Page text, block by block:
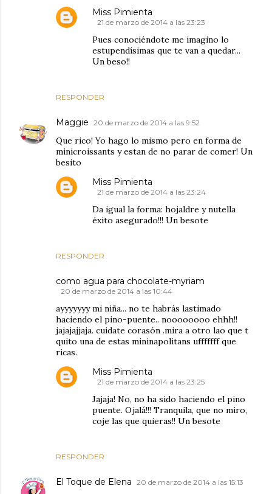
RESPONDER
Miss Pimienta
21 de marzo de 2014 a las 23:23
Pues conociéndote me imagino lo
estupendísimas que te van a quedar...
Un beso!!
Maggie 20 de marzo de 2014 a las 9:52
Que rico! Yo hago lo mismo pero en forma de
minicroissants y estan de no parar de comer! Un
besito
RESPONDER
Miss Pimienta
21 de marzo de 2014 a las 23:24
Da igual la forma: hojaldre y nutella
éxito asegurado!!! Un besote
como agua para chocolate-myriam
20 de marzo de 2014 a las 10:44
ayyyyyyy mi niña... no te habrás lastimado
haciendo el pino-puente.. noooooooo ehhh!!
jajajajjaja. cuidate corasón .mira a otro lao que t
quito una de estas mininapolitans ufffffff que
ricas.
RESPONDER
Miss Pimienta
21 de marzo de 2014 a las 23:25
Jajaja! No, no ha sido haciendo el pino
puente. Ojalá!!! Tranquila, que no miro,
coje las que quieras!! Un besote
El Toque de Elena 20 de marzo de 2014 a las 15:13